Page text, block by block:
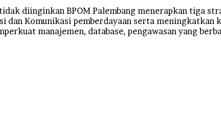
diinginkan BPOM Palembang menerapkan tiga
dan Komunikasi pemberdayaan serta
manajemen, database, pengawasan yang